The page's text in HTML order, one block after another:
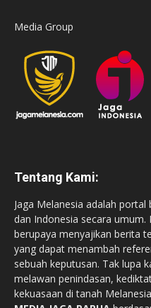
Media Group
Tentang Kami:
Jaga Melanesia adalah
dan Indonesia secara umum.
berupaya menyajikan berita
yang dapat menambah
sebuah keputusan. Tak lupa
melawan penindasan,
kekuasaan di tanah